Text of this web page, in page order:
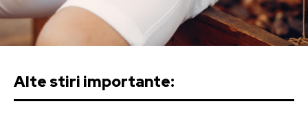
Alte stiri importante: